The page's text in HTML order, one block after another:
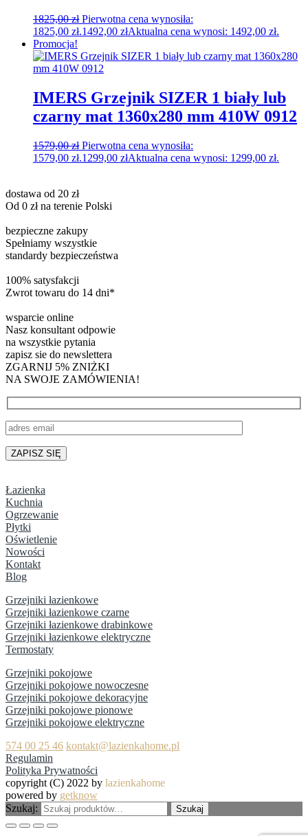
1825,00zł Pierwotna cena wynosiła:
1825,00 zł.1492,00 złAktualna cena wynosi: 1492,00 zł.
Promocja!
IMERS Grzejnik SIZER 1 biały lub
czarny mat 1360x280 mm 410W 0912
1579,00zł Pierwotna cena wynosiła:
1579,00 zł.1299,00 złAktualna cena wynosi: 1299,00 zł.
dostawa od 20 zł
Od 0 zł na terenie Polski
bezpieczne zakupy
Spełniamy wszystkie
standardy bezpieczeństwa
100% satysfakcji
Zwrot towaru do 14 dni*
wsparcie online
Nasz konsultant odpowie
na wszystkie pytania
zapisz sie do newslettera
ZGARNIJ 5% ZNIŻKI
NA SWOJE ZAMÓWIENIA!
Łazienka
Kuchnia
Ogrzewanie
Płytki
Oświetlenie
Nowości
Kontakt
Blog
Grzejniki łazienkowe
Grzejniki łazienkowe czarne
Grzejniki łazienkowe drabinkowe
Grzejniki łazienkowe elektryczne
Termostaty
Grzejniki pokojowe
Grzejniki pokojowe nowoczesne
Grzejniki pokojowe dekoracyjne
Grzejniki pokojowe pionowe
Grzejniki pokojowe elektryczne
574 00 25 46 kontakt@lazienkahome.pl
Regulamin
Polityka Prywatności
copyright (C) 2022 by lazienkahome
powered by getknow
Szukaj:
Szukaj